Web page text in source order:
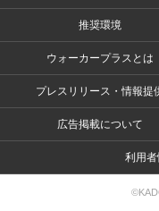
推奨環境
ウォーカープラスとは
プレスリリース・情報提
広告掲載について
利用